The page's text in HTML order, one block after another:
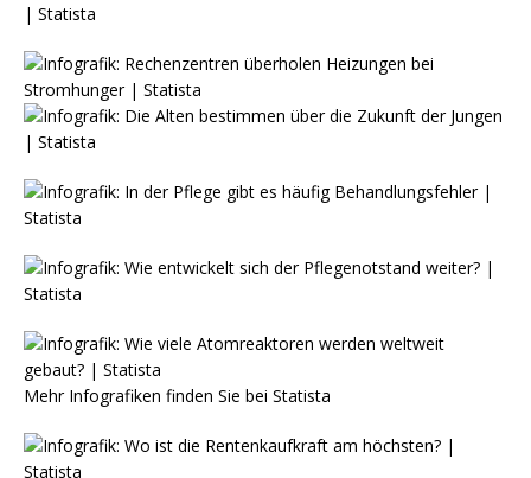
Mehr Infografiken finden Sie bei Statista